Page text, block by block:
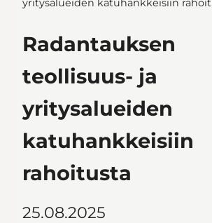
yritysalueiden katuhankkeisiin
Radantauksen
teollisuus- ja
yritysalueiden
katuhankkeisiin
rahoitusta
25.08.2025